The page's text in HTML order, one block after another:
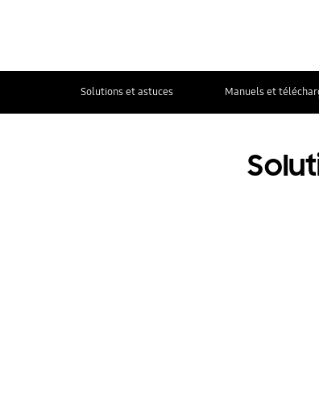
Solutions et astuces Manuels et